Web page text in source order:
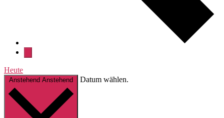
Heute
Anstehend Anstehend Datum wählen.